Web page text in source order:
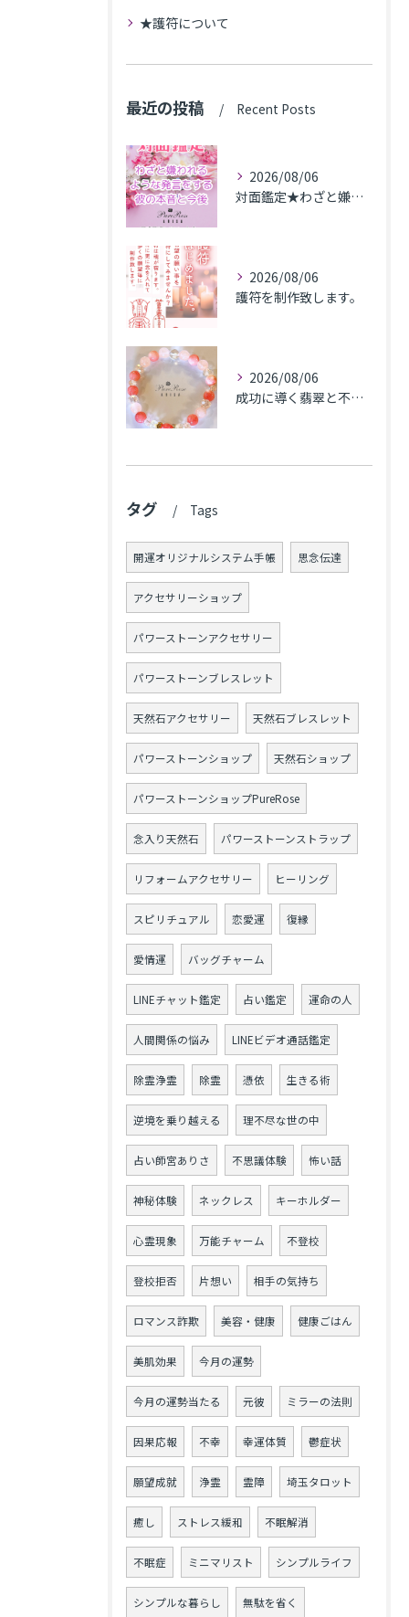
★護符について
最近の投稿 Recent Posts
2026/08/06
対面鑑定★わざと嫌われるような発言をする彼の本音と今後★埼玉県M.K様
2026/08/06
護符を制作致します。
2026/08/06
成功に導く翡翠と不安解消のカルセドニー､魅力アップのローズクォーツのブレス★東京都N.K様
タグ Tags
開運オリジナルシステム手帳 思念伝達
アクセサリーショップ
パワーストーンアクセサリー
パワーストーンブレスレット
天然石アクセサリー 天然石ブレスレット
パワーストーンショップ 天然石ショップ
パワーストーンショップPureRose
念入り天然石 パワーストーンストラップ
リフォームアクセサリー ヒーリング
スピリチュアル 恋愛運 復縁
愛情運 バッグチャーム
LINEチャット鑑定 占い鑑定 運命の人
人間関係の悩み LINEビデオ通話鑑定
除霊浄霊 除霊 憑依 生きる術
逆境を乗り越える 理不尽な世の中
占い師宮ありさ 不思議体験 怖い話
神秘体験 ネックレス キーホルダー
心霊現象 万能チャーム 不登校
登校拒否 片想い 相手の気持ち
ロマンス詐欺 美容・健康 健康ごはん
美肌効果 今月の運勢
今月の運勢当たる 元彼 ミラーの法則
因果応報 不幸 幸運体質 鬱症状
願望成就 浄霊 霊障 埼玉タロット
癒し ストレス緩和 不眠解消
不眠症 ミニマリスト シンプルライフ
シンプルな暮らし 無駄を省く